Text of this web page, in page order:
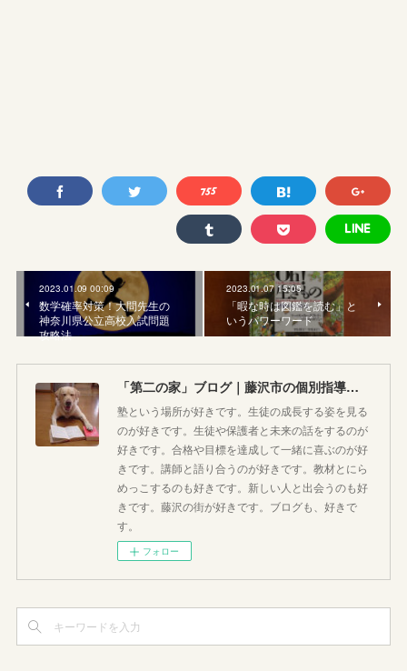
2023.01.09 00:09
数学確率対策！大問先生の
神奈川県公立高校入試問題
攻略法
2023.01.07 15:05
「暇な時は図鑑を読む」と
いうパワーワード
「第二の家」ブログ｜藤沢市の個別指導塾のお話
塾という場所が好きです。生徒の成長する姿を見る
のが好きです。生徒や保護者と未来の話をするのが
好きです。合格や目標を達成して一緒に喜ぶのが好
きです。講師と語り合うのが好きです。教材とにら
めっこするのも好きです。新しい人と出会うのも好
きです。藤沢の街が好きです。ブログも、好きで
す。
フォロー